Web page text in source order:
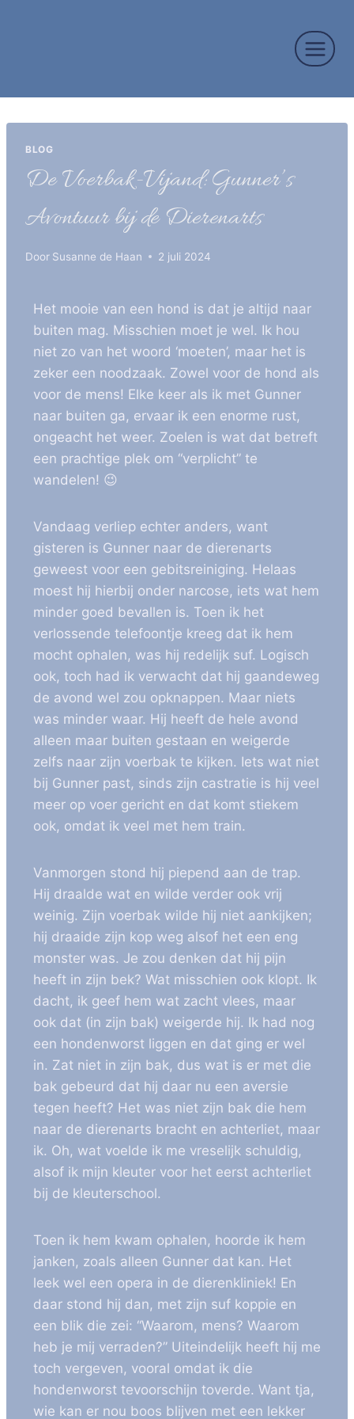
BLOG
De Voerbak-Vijand: Gunner’s
Avontuur bij de Dierenarts
Door Susanne de Haan 2 juli 2024
Het mooie van een hond is dat je altijd naar
buiten mag. Misschien moet je wel. Ik hou
niet zo van het woord ‘moeten’, maar het is
zeker een noodzaak. Zowel voor de hond als
voor de mens! Elke keer als ik met Gunner
naar buiten ga, ervaar ik een enorme rust,
ongeacht het weer. Zoelen is wat dat betreft
een prachtige plek om “verplicht” te
wandelen! 😉
Vandaag verliep echter anders, want
gisteren is Gunner naar de dierenarts
geweest voor een gebitsreiniging. Helaas
moest hij hierbij onder narcose, iets wat hem
minder goed bevallen is. Toen ik het
verlossende telefoontje kreeg dat ik hem
mocht ophalen, was hij redelijk suf. Logisch
ook, toch had ik verwacht dat hij gaandeweg
de avond wel zou opknappen. Maar niets
was minder waar. Hij heeft de hele avond
alleen maar buiten gestaan en weigerde
zelfs naar zijn voerbak te kijken. Iets wat niet
bij Gunner past, sinds zijn castratie is hij veel
meer op voer gericht en dat komt stiekem
ook, omdat ik veel met hem train.
Vanmorgen stond hij piepend aan de trap.
Hij draalde wat en wilde verder ook vrij
weinig. Zijn voerbak wilde hij niet aankijken;
hij draaide zijn kop weg alsof het een eng
monster was. Je zou denken dat hij pijn
heeft in zijn bek? Wat misschien ook klopt. Ik
dacht, ik geef hem wat zacht vlees, maar
ook dat (in zijn bak) weigerde hij. Ik had nog
een hondenworst liggen en dat ging er wel
in. Zat niet in zijn bak, dus wat is er met die
bak gebeurd dat hij daar nu een aversie
tegen heeft? Het was niet zijn bak die hem
naar de dierenarts bracht en achterliet, maar
ik. Oh, wat voelde ik me vreselijk schuldig,
alsof ik mijn kleuter voor het eerst achterliet
bij de kleuterschool.
Toen ik hem kwam ophalen, hoorde ik hem
janken, zoals alleen Gunner dat kan. Het
leek wel een opera in de dierenkliniek! En
daar stond hij dan, met zijn suf koppie en
een blik die zei: “Waarom, mens? Waarom
heb je mij verraden?” Uiteindelijk heeft hij me
toch vergeven, vooral omdat ik die
hondenworst tevoorschijn toverde. Want tja,
wie kan er nou boos blijven met een lekker